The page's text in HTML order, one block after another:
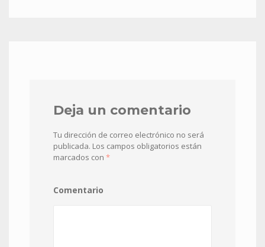
Deja un comentario
Tu dirección de correo electrónico no será
publicada. Los campos obligatorios están
marcados con *
Comentario